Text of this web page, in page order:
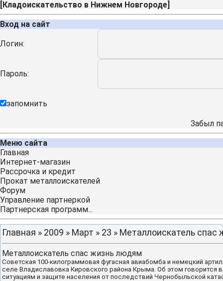
[Кладоискательство в Нижнем Новгороде]
Вход на сайт
Логин:
Пароль:
запомнить
Забыл
Меню сайта
Главная
Интернет-магазин
Рассрочка и кредит
Прокат металлоискателей
Форум
Управление партнеркой
Партнерская программ...
Главная » 2009 » Март » 23 » Металлоискатель
Металлоискатель спас жизнь людям
Советская 100-килограммовая фугасная авиабомба и немецкий
селе Владиславовка Кировского района Крыма. Об этом
ситуациям и защите населения от последствий Чернобыльской